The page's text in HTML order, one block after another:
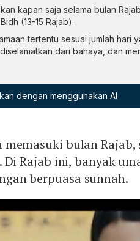
kapan saja selama bulan
(13-15 Rajab).
tertentu sesuai jumlah hari
dari bahaya, dan
dengan menggunakan AI
bulan
Rajab ini, banyak
berpuasa sunnah.